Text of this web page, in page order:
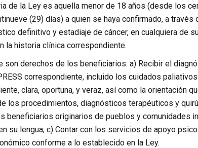
de la Ley es aquella menor de 18 años (desde los
(29) días) a quien se haya confirmado, a
definitivo y estadiaje de cáncer, en cualquiera de
la historia clínica correspondiente.
son derechos de los beneficiarios: a) Recibir el
correspondiente, incluido los cuidados
clara, oportuna, y veraz, así como la orientación
los procedimientos, diagnósticos terapéuticos y
beneficiarios originarios de pueblos y comunidades
su lengua; c) Contar con los servicios de apoyo
conforme a lo establecido en la Ley.